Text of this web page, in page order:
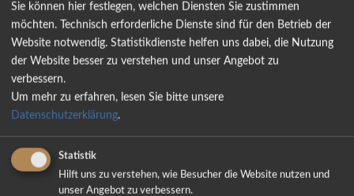
werden, kann ich jederzeit per Handy dafür sorgen,
dass der Motor an der nächsten Ampel ausgeht und
sich das Fahrzeug nicht mehr starten lässt.
Beim Reisen ist es wie beim Traden.
Man sollte nicht überängstlich sein.
Sich gut abzusichern ist aber immer von Vorteil.
Sie können hier festlegen, welchen Diensten Sie zustimmen
möchten. Technisch erforderliche Dienste sind für den Betrieb der
Website notwendig. Statistikdienste helfen uns dabei, die Nutzung
der Website besser zu verstehen und unser Angebot zu
verbessern.
Um mehr zu erfahren, lesen Sie bitte unsere
Datenschutzerklärung.
Statistik
Hilft uns zu verstehen, wie Besucher die Website nutzen und
unser Angebot zu verbessern.